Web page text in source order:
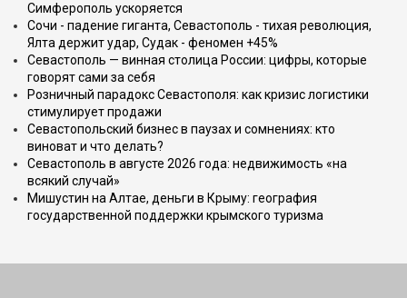
Симферополь ускоряется
Сочи - падение гиганта, Севастополь - тихая революция,
Ялта держит удар, Судак - феномен +45%
Севастополь — винная столица России: цифры, которые
говорят сами за себя
Розничный парадокс Севастополя: как кризис логистики
стимулирует продажи
Севастопольский бизнес в паузах и сомнениях: кто
виноват и что делать?
Севастополь в августе 2026 года: недвижимость «на
всякий случай»
Мишустин на Алтае, деньги в Крыму: география
государственной поддержки крымского туризма